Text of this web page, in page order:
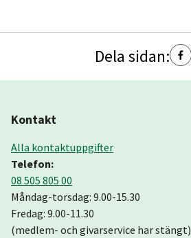
Dela sidan:
Kontakt
Alla kontaktuppgifter
Telefon:
08 505 805 00
Måndag-torsdag: 9.00-15.30
Fredag: 9.00-11.30
(medlem- och givarservice har stängt)